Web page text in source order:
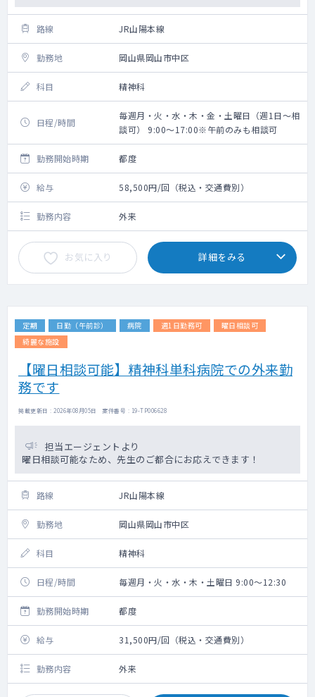
路線 JR山陽本線
勤務地 岡山県岡山市中区
科目 精神科
日程/時間
毎週月・火・水・木・金・土曜日（週1日～相
談可） 9:00～17:00※午前のみも相談可
勤務開始時期 都度
給与 58,500円/回（税込・交通費別）
勤務内容 外来
お気に入り 詳細をみる
定期 日勤（午前診） 病院 週1日勤務可
曜日相談可
綺麗な施設
【曜日相談可能】精神科単科病院での外来勤
務です
掲載更新日 : 2026年08月05日 案件番号 : 19-TP006628
担当エージェントより
曜日相談可能なため、先生のご都合にお応えできます！
路線 JR山陽本線
勤務地 岡山県岡山市中区
科目 精神科
日程/時間 毎週月・火・水・木・土曜日 9:00～12:30
勤務開始時期 都度
給与 31,500円/回（税込・交通費別）
勤務内容 外来